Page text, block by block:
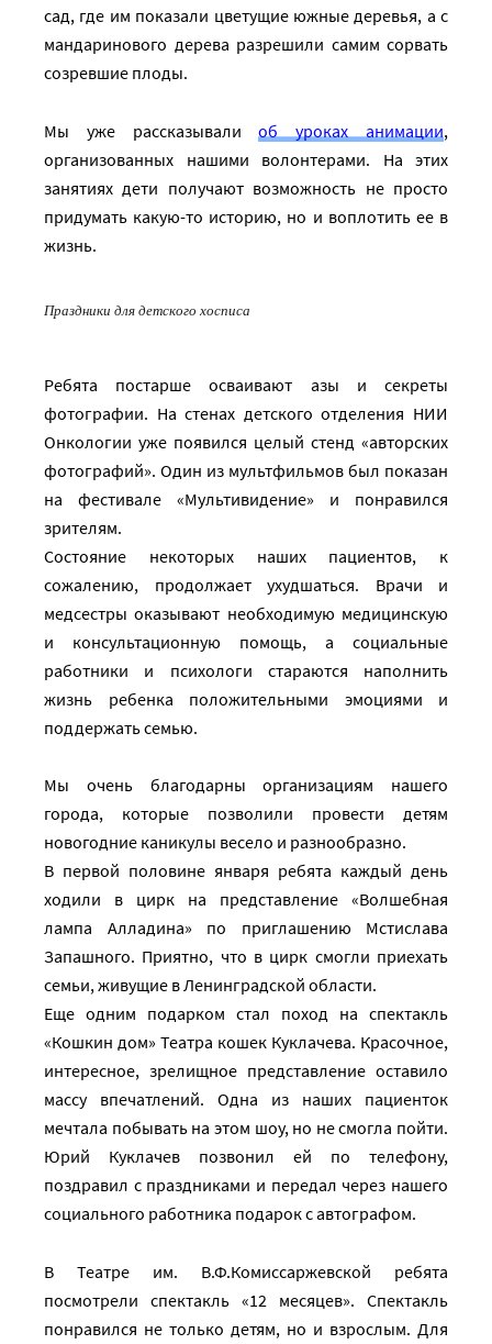
сад, где им показали цветущие южные деревья, а с
мандаринового дерева разрешили самим сорвать
созревшие плоды.
Мы уже рассказывалиоб уроках анимации,
организованных нашими волонтерами. На этих
занятиях дети получают возможность не просто
придумать какую-то историю, но и воплотить ее в
жизнь.
Праздники для детского хосписа
Ребята постарше осваивают азы и секреты
фотографии. На стенах детского отделения НИИ
Онкологии уже появился целый стенд «авторских
фотографий». Один из мультфильмов был показан
на фестивале «Мультивидение» и понравился
зрителям.
Состояние некоторых наших пациентов, к
сожалению, продолжает ухудшаться. Врачи и
медсестры оказывают необходимую медицинскую
и консультационную помощь, а социальные
работники и психологи стараются наполнить
жизнь ребенка положительными эмоциями и
поддержать семью.
Мы очень благодарны организациям нашего
города, которые позволили провести детям
новогодние каникулы весело и разнообразно.
В первой половине января ребята каждый день
ходили в цирк на представление «Волшебная
лампа Алладина» по приглашению Мстислава
Запашного. Приятно, что в цирк смогли приехать
семьи, живущие в Ленинградской области.
Еще одним подарком стал поход на спектакль
«Кошкин дом» Театра кошек Куклачева. Красочное,
интересное, зрелищное представление оставило
массу впечатлений. Одна из наших пациенток
мечтала побывать на этом шоу, но не смогла пойти.
Юрий Куклачев позвонил ей по телефону,
поздравил с праздниками и передал через нашего
социального работника подарок с автографом.
В Театре им. В.Ф.Комиссаржевской ребята
посмотрели спектакль «12 месяцев». Спектакль
понравился не только детям, но и взрослым. Для